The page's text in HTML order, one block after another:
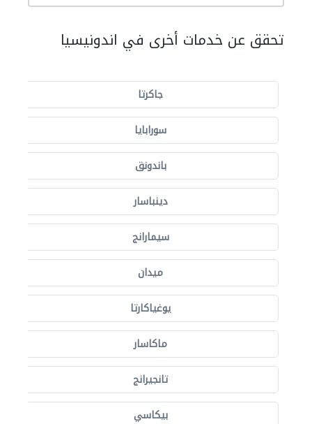
تحقق عن خدمات أخرى في اندونيسيا
جاكرتا
سورابايا
باندونق
دينباسار
سيمارانج
ميدان
يوغياكارتا
ماكاسار
تانجيرانج
بيكاسي